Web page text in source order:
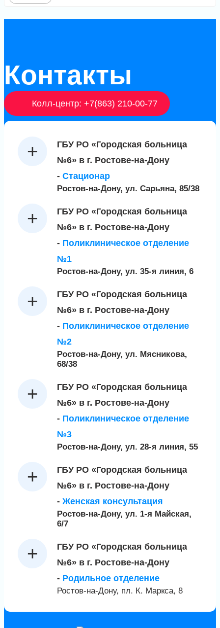
Контакты
Колл-центр: +7(863) 210-00-77
ГБУ РО «Городская больница
№6» в г. Ростове-на-Дону
- Стационар
Ростов-на-Дону, ул. Сарьяна, 85/38
ГБУ РО «Городская больница
№6» в г. Ростове-на-Дону
- Поликлиническое отделение
№1
Ростов-на-Дону, ул. 35-я линия, 6
ГБУ РО «Городская больница
№6» в г. Ростове-на-Дону
- Поликлиническое отделение
№2
Ростов-на-Дону, ул. Мясникова,
68/38
ГБУ РО «Городская больница
№6» в г. Ростове-на-Дону
- Поликлиническое отделение
№3
Ростов-на-Дону, ул. 28-я линия, 55
ГБУ РО «Городская больница
№6» в г. Ростове-на-Дону
- Женская консультация
Ростов-на-Дону, ул. 1-я Майская,
6/7
ГБУ РО «Городская больница
№6» в г. Ростове-на-Дону
- Родильное отделение
Ростов-на-Дону, пл. К. Маркса, 8